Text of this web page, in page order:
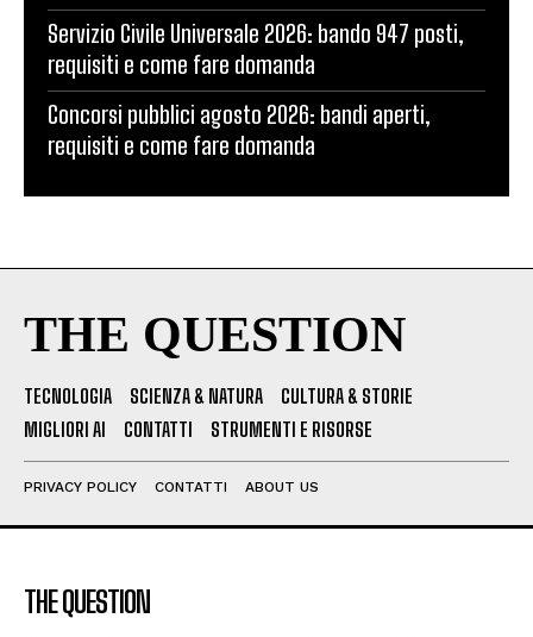
Servizio Civile Universale 2026: bando 947 posti,
requisiti e come fare domanda
Concorsi pubblici agosto 2026: bandi aperti,
requisiti e come fare domanda
THE QUESTION
TECNOLOGIA SCIENZA & NATURA
CULTURA & STORIE
MIGLIORI AI
CONTATTI STRUMENTI E RISORSE
PRIVACY POLICY CONTATTI ABOUT US
THE QUESTION